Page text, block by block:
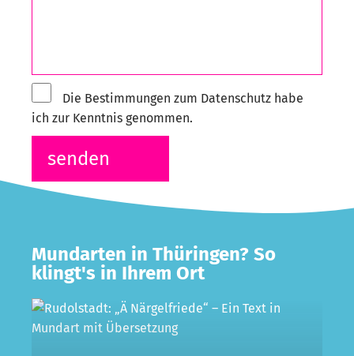
Die Bestimmungen zum Datenschutz habe
ich zur Kenntnis genommen.
senden
Mundarten in Thüringen? So
klingt's in Ihrem Ort